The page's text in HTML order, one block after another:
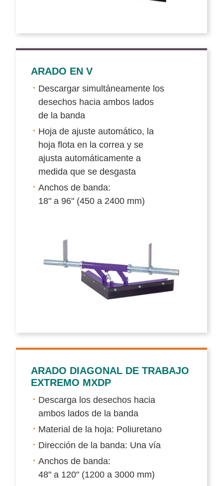
ARADO EN V
Descargar simultáneamente los
desechos hacia ambos lados
de la banda
Hoja de ajuste automático, la
hoja flota en la correa y se
ajusta automáticamente a
medida que se desgasta
Anchos de banda:
18" a 96" (450 a 2400 mm)
ARADO DIAGONAL DE TRABAJO
EXTREMO MXDP
Descarga los desechos hacia
ambos lados de la banda
Material de la hoja: Poliuretano
Dirección de la banda: Una vía
Anchos de banda:
48" a 120" (1200 a 3000 mm)